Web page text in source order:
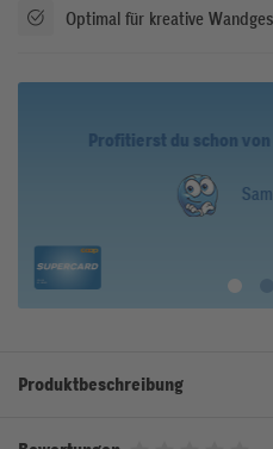
Optimal für kreative
Profitierst du schon von
Produktbeschreibung